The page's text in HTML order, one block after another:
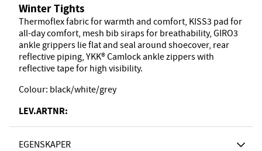
Winter Tights
Thermoflex fabric for warmth and comfort, KISS3 pad for
all-day comfort, mesh bib siraps for breathability, GIRO3
ankle grippers lie flat and seal around shoecover, rear
reflective piping, YKK® Camlock ankle zippers with
reflective tape for high visibility.
Colour: black/white/grey
LEV.ARTNR:
EGENSKAPER